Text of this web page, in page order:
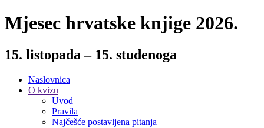
Mjesec hrvatske knjige 2026.
15. listopada – 15. studenoga
Naslovnica
O kvizu
Uvod
Pravila
Najčešće postavljena pitanja